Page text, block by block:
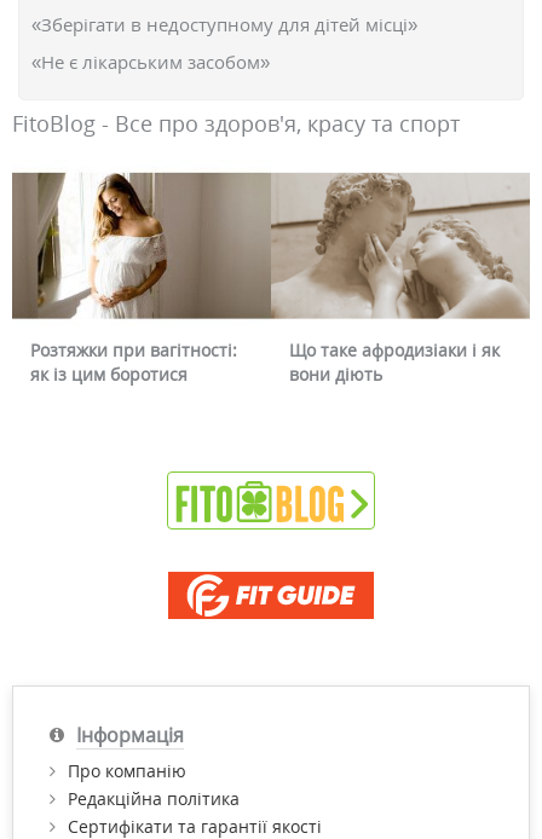
«Зберігати в недоступному для дітей місці»
«Не є лікарським засобом»
FitoBlog - Все про здоров'я, красу та спорт
Розтяжки при вагітності:
як із цим боротися
Що таке афродизіаки і як
вони діють
Інформація
Про компанію
Редакційна політика
Сертифікати та гарантії якості